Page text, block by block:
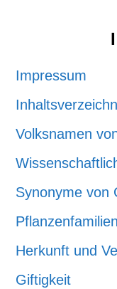
Impressum
Volksnamen
Synonyme von
Herkunft und
Giftigkeit